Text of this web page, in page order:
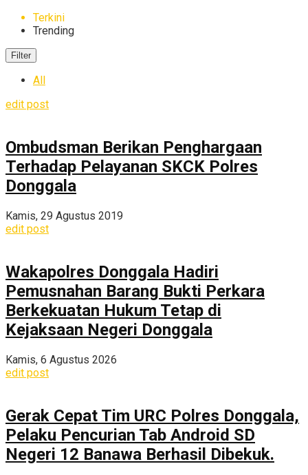
Terkini
Trending
Filter
All
edit post
Ombudsman Berikan Penghargaan
Terhadap Pelayanan SKCK Polres
Donggala
Kamis, 29 Agustus 2019
edit post
Wakapolres Donggala Hadiri
Pemusnahan Barang Bukti Perkara
Berkekuatan Hukum Tetap di
Kejaksaan Negeri Donggala
Kamis, 6 Agustus 2026
edit post
Gerak Cepat Tim URC Polres Donggala,
Pelaku Pencurian Tab Android SD
Negeri 12 Banawa Berhasil Dibekuk.